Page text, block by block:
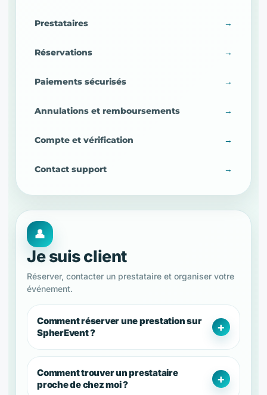
Prestataires →
Réservations →
Paiements sécurisés →
Annulations et remboursements →
Compte et vérification →
Contact support →
👤
Je suis client
Réserver, contacter un prestataire et organiser votre
événement.
Comment réserver une prestation sur
SpherEvent ?
Comment trouver un prestataire
proche de chez moi ?